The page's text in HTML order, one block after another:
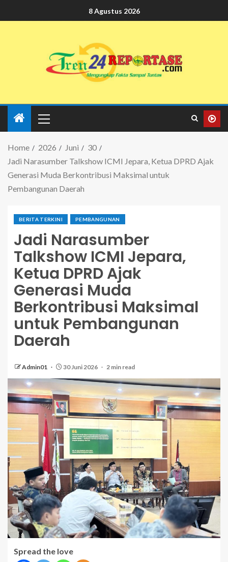
8 Agustus 2026
Home 2026 Juni
30
Jadi Narasumber Talkshow ICMI Jepara, Ketua DPRD Ajak
Generasi Muda Berkontribusi Maksimal untuk
Pembangunan Daerah
BERITA TERKINI PEMBANGUNAN
Jadi Narasumber
Talkshow ICMI Jepara,
Ketua DPRD Ajak
Generasi Muda
Berkontribusi Maksimal
untuk Pembangunan
Daerah
Admin01 30 Juni 2026 2 min read
Spread the love